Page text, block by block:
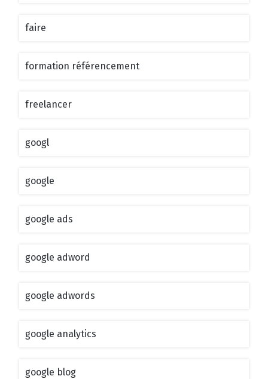
faire
formation référencement
freelancer
googl
google
google ads
google adword
google adwords
google analytics
google blog